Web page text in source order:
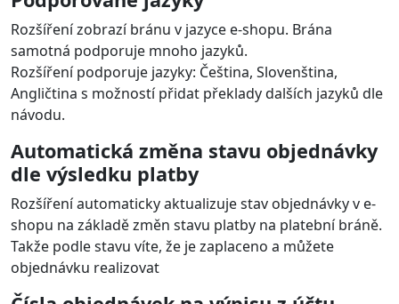
Funkce platebního rozšířeníPayU
pro